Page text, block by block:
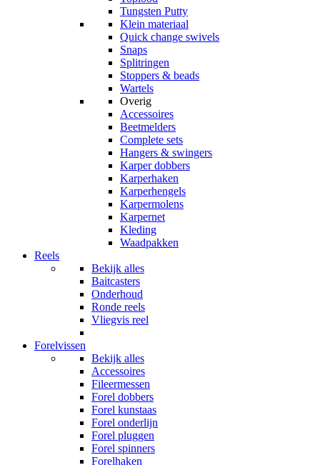
Tungsten Putty
Klein materiaal
Quick change swivels
Snaps
Splitringen
Stoppers & beads
Wartels
Overig
Accessoires
Beetmelders
Complete sets
Hangers & swingers
Karper dobbers
Karperhaken
Karperhengels
Karpermolens
Karpernet
Kleding
Waadpakken
Reels
Bekijk alles
Baitcasters
Onderhoud
Ronde reels
Vliegvis reel
Forelvissen
Bekijk alles
Accessoires
Fileermessen
Forel dobbers
Forel kunstaas
Forel onderlijn
Forel pluggen
Forel spinners
Forelhaken